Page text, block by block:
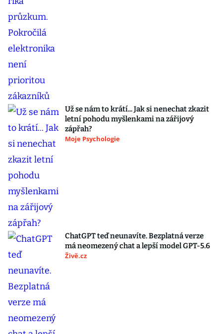
Už se nám to krátí... Jak si nenechat zkazit
letní pohodu myšlenkami na zářijový
zápřah?
Moje Psychologie
ChatGPT teď neunavíte. Bezplatná verze
má neomezený chat a lepší model GPT-5.6
Živě.cz